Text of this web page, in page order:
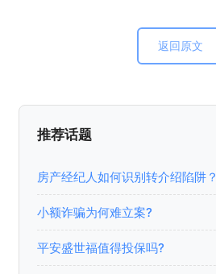
返回原文
推荐话题
房产经纪人如何识别转介绍陷阱？
小额诈骗为何难立案?
平安盛世福值得投保吗?